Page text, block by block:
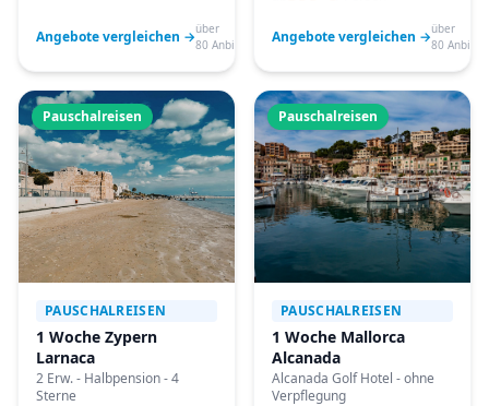
Angebote vergleichen →über
80 Anbieter
Angebote vergleichen →über
80
Pauschalreisen
PAUSCHALREISEN
1 Woche Zypern
Larnaca
2 Erw. - Halbpension - 4
Sterne
Pauschalreisen
PAUSCHALREISEN
1 Woche Mallorca
Alcanada
Alcanada Golf Hotel - ohne
Verpflegung